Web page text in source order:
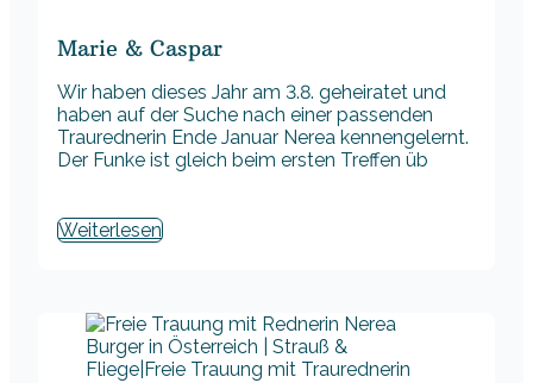
Marie & Caspar
Wir haben dieses Jahr am 3.8. geheiratet und
haben auf der Suche nach einer passenden
Traurednerin Ende Januar Nerea kennengelernt.
Der Funke ist gleich beim ersten Treffen üb
Weiterlesen